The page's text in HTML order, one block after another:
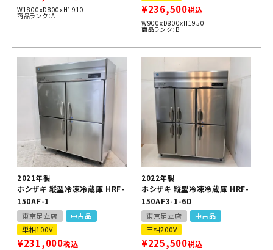
W1800xD800xH1910
商品ランク：A
¥236,500税込
W900xD800xH1950
商品ランク：B
2021年製
ホシザキ 縦型冷凍冷蔵庫 HRF-
150AF-1
東京足立店
中古品
単相100V
¥231,000税込
2022年製
ホシザキ 縦型冷凍冷蔵庫 HRF-
150AF3-1-6D
東京足立店
中古品
三相200V
¥225,500税込